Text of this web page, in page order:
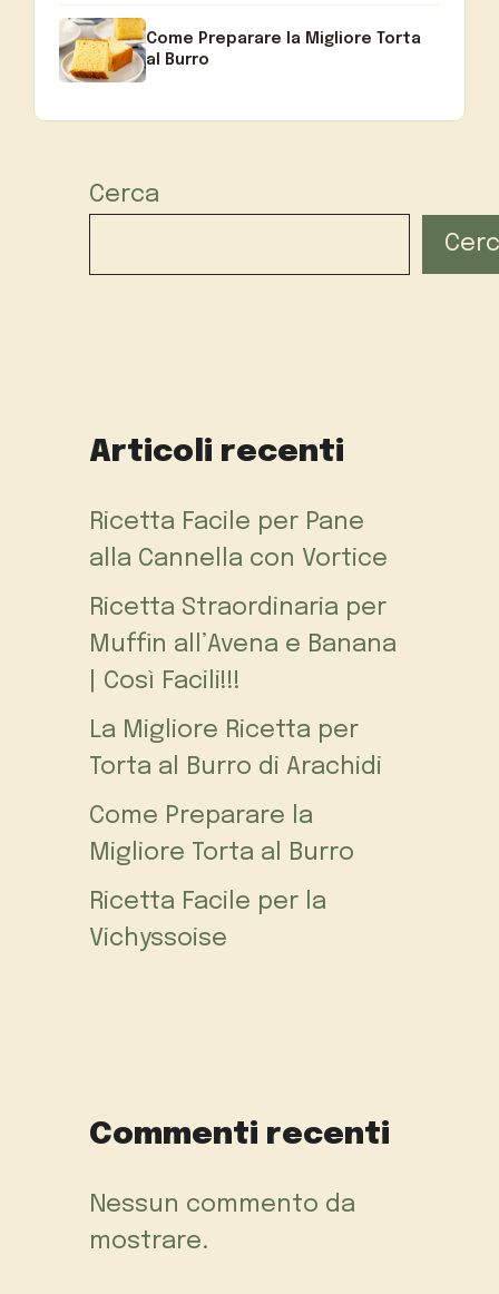
Come Preparare la Migliore Torta
al Burro
Cerca
Articoli recenti
Ricetta Facile per Pane
alla Cannella con Vortice
Ricetta Straordinaria per
Muffin all’Avena e Banana
| Così Facili!!!
La Migliore Ricetta per
Torta al Burro di Arachidi
Come Preparare la
Migliore Torta al Burro
Ricetta Facile per la
Vichyssoise
Commenti recenti
Nessun commento da
mostrare.